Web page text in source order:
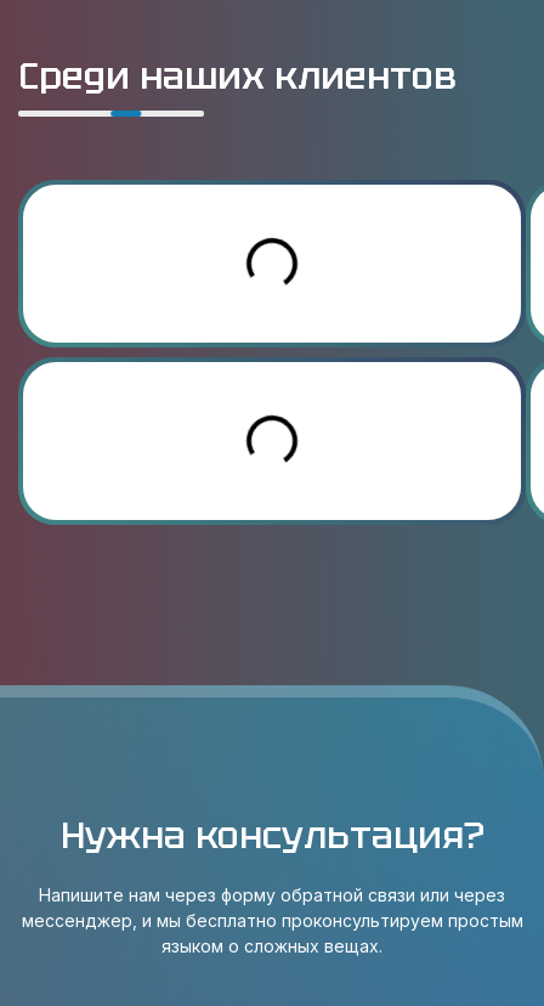
Среди наших клиентов
Нужна консультация?
Напишите нам через форму обратной связи или через
мессенджер, и мы бесплатно проконсультируем простым
языком о сложных вещах.